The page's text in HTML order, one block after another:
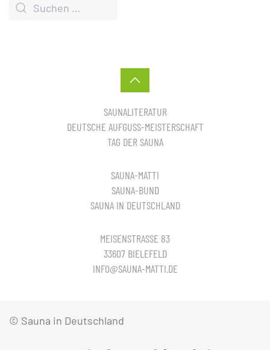
SAUNALITERATUR
DEUTSCHE AUFGUSS-MEISTERSCHAFT
TAG DER SAUNA
SAUNA-MATTI
SAUNA-BUND
SAUNA IN DEUTSCHLAND
MEISENSTRASSE 83
33607 BIELEFELD
INFO@SAUNA-MATTI.DE
© Sauna in Deutschland